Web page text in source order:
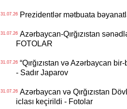
31.07.26Prezidentlər mətbuata
31.07.26Azərbaycan-Qırğızıstan
FOTOLAR
31.07.26“Qırğızıstan və Azərbaycan
- Sadır Japarov
31.07.26Azərbaycan və Qırğızıstan
iclası keçirildi - Fotolar